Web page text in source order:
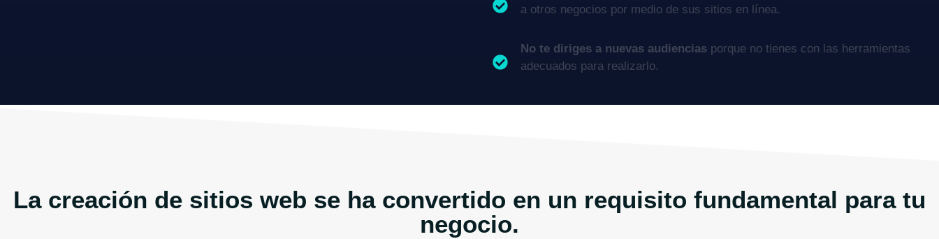
a otros negocios por medio de sus sitios en línea.
No te diriges a nuevas audienciasporque no tienes con las herramientas
adecuados para realizarlo.
La creación de sitios web se ha convertido en un requisito fundamental para tu
negocio.